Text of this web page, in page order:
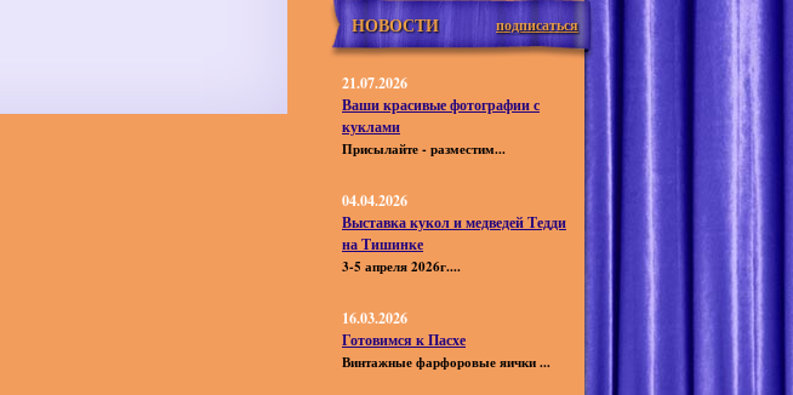
НОВОСТИ подписаться
21.07.2026
Ваши красивые фотографии с
куклами
Присылайте - разместим...
04.04.2026
Выставка кукол и медведей Тедди
на Тишинке
3-5 апреля 2026г....
16.03.2026
Готовимся к Пасхе
Винтажные фарфоровые яички ...